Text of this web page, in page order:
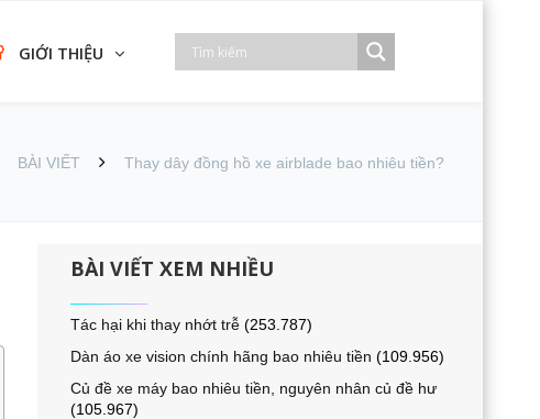
GIỚI THIỆU
BÀI VIẾT Thay dây đồng hồ xe airblade bao nhiêu tiền?
BÀI VIẾT XEM NHIỀU
Tác hại khi thay nhớt trễ (253.787)
Dàn áo xe vision chính hãng bao nhiêu tiền (109.956)
Củ đề xe máy bao nhiêu tiền, nguyên nhân củ đề hư
(105.967)